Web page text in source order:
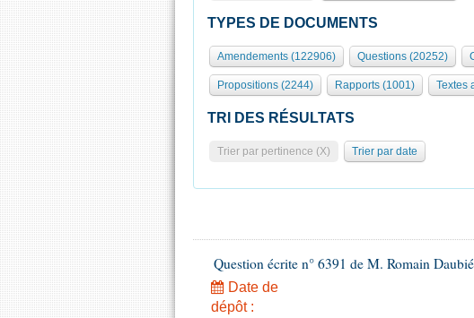
TYPES DE DOCUMENTS
Amendements (122906) Questions (20252)
Propositions (2244) Rapports (1001) Textes
TRI DES RÉSULTATS
Trier par pertinence (X) Trier par date
Question écrite n° 6391 de M. Romain Daubié
Date de
dépôt :